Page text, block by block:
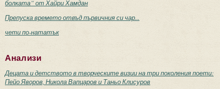
болката” от Хайри Хамдан
Препуска времето отвъд първичния си чар...
чети по-нататък
Анализи
Децата и детството в творческите визии на три поколения поети:
Пейо Яворов, Никола Вапцаров и Таньо Клисуров